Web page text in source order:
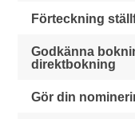
Förteckning
Godkänna
direktbokning
Gör din